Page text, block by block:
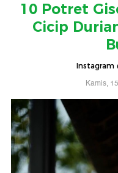
10 Potret
Cicip
Instagram
Kamis,